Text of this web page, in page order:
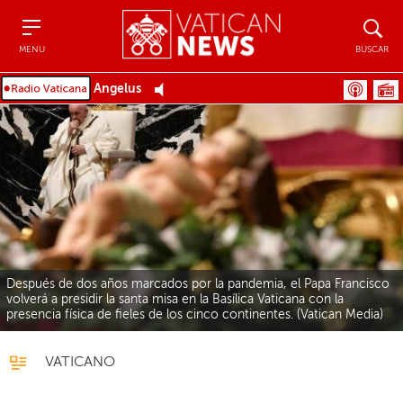
MENU BUSCAR
Ángelus
Después de dos años marcados por la pandemia, el Papa Francisco
volverá a presidir la santa misa en la Basílica Vaticana con la
presencia física de fieles de los cinco continentes. (Vatican Media)
VATICANO